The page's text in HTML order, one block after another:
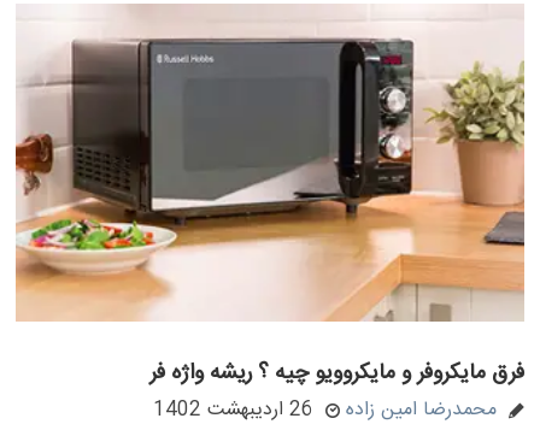
فرق مایکروفر و مایکروویو چیه ؟ ریشه واژه فر
محمدرضا امین زاده 26 اردیبهشت 1402